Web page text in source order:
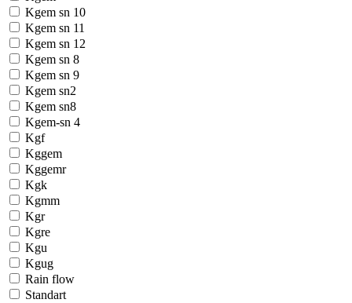
Kgem sn 10
Kgem sn 11
Kgem sn 12
Kgem sn 8
Kgem sn 9
Kgem sn2
Kgem sn8
Kgem-sn 4
Kgf
Kggem
Kggemr
Kgk
Kgmm
Kgr
Kgre
Kgu
Kgug
Rain flow
Standart